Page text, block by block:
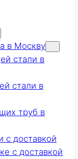
в Москву
стали в
стали в
труб в
с доставкой
с доставкой